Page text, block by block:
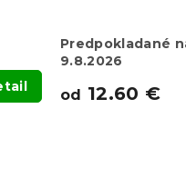
Predpokladané
9.8.2026
od 12.60 €